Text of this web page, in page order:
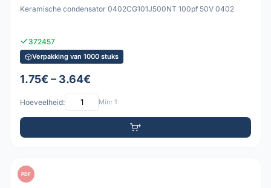
Keramische condensator 0402CG101J500NT 100pf 50V 0402
372457
Verpakking van 1000 stuks
1.75€ – 3.64€
Hoeveelheid: Min: 1
PDF